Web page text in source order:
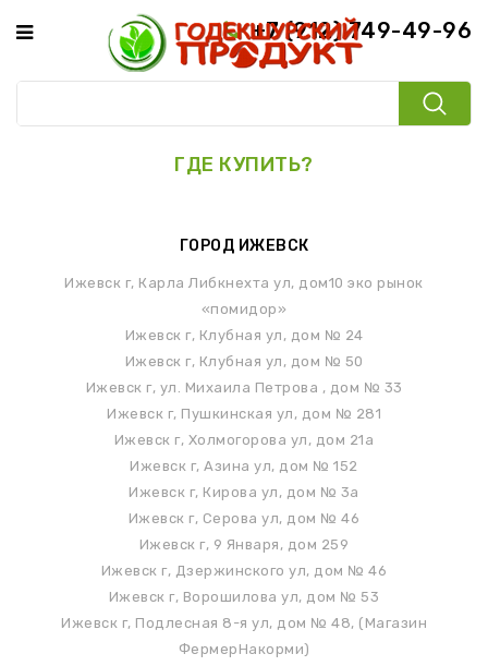
+7 (912) 749-49-96
ГДЕ КУПИТЬ?
ГОРОД ИЖЕВСК
Ижевск г, Карла Либкнехта ул, дом10 эко рынок
«помидор»
Ижевск г, Клубная ул, дом № 24
Ижевск г, Клубная ул, дом № 50
Ижевск г, ул. Михаила Петрова , дом № 33
Ижевск г, Пушкинская ул, дом № 281
Ижевск г, Холмогорова ул, дом 21а
Ижевск г, Азина ул, дом № 152
Ижевск г, Кирова ул, дом № 3а
Ижевск г, Серова ул, дом № 46
Ижевск г, 9 Января, дом 259
Ижевск г, Дзержинского ул, дом № 46
Ижевск г, Ворошилова ул, дом № 53
Ижевск г, Подлесная 8-я ул, дом № 48, (Магазин
ФермерНакорми)